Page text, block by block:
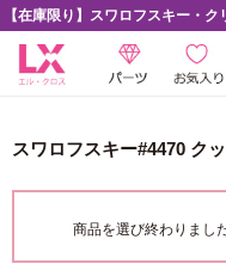
【在庫限り】スワロフスキー・
スワロフスキー#4470 ク
商品を選び終わりまし